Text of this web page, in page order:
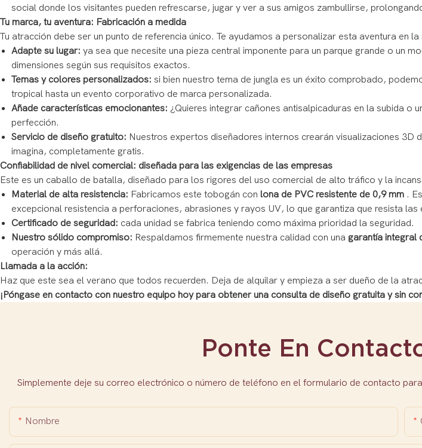
social donde los visitantes pueden refrescarse, jugar y ver a sus amigos zambullirse,
Tu marca, tu aventura: Fabricación a medida
Tu atracción debe ser un punto de referencia único. Te ayudamos a personalizar esta aventura en
Adapte su lugar: ya sea que necesite una pieza central imponente para un parque grande o un
dimensiones según sus requisitos exactos.
Temas y colores personalizados: si bien nuestro tema de jungla es un éxito comprobado,
tropical hasta un evento corporativo de marca personalizada.
Añade características emocionantes: ¿Quieres integrar cañones antisalpicaduras en la subida
perfección.
Servicio de diseño gratuito: Nuestros expertos diseñadores internos crearán visualizaciones
imagina, completamente gratis.
Confiabilidad de nivel comercial: diseñada para las exigencias de las empresas
Este es un caballo de batalla, diseñado para los rigores del uso comercial de alto tráfico y la
Material de alta resistencia: Fabricamos este tobogán con lona de PVC resistente de 0,9 mm .
excepcional resistencia a perforaciones, abrasiones y rayos UV, lo que garantiza que resista
Certificado de seguridad: cada unidad se fabrica teniendo como máxima prioridad la seguridad.
Nuestro sólido compromiso: Respaldamos firmemente nuestra calidad con una garantía integral
operación y más allá.
Llamada a la acción:
Haz que este sea el verano que todos recuerden. Deja de alquilar y empieza a ser dueño de la
¡Póngase en contacto con nuestro equipo hoy para obtener una consulta de diseño gratuita y sin
Ponte En
Simplemente deje su correo electrónico o número de teléfono en el formulario de contacto
Nombre